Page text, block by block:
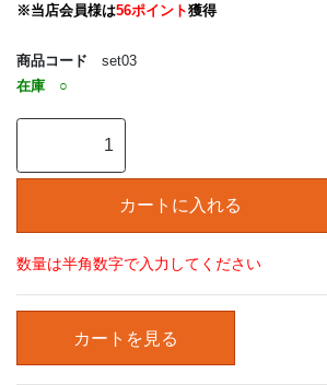
※当店会員様は56ポイント獲得
商品コード set03
在庫 ○
数量は半角数字で入力してください
カートを見る